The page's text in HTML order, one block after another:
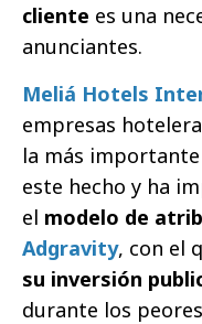
cliente es una
anunciantes.
Meliá Hotels
empresas
la más importante
este hecho y ha
el modelo de
Adgravity, con el
su inversión
durante los